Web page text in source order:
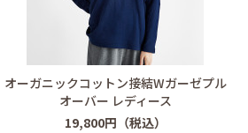
オーガニックコットン接結Wガーゼプル
オーバー レディース
19,800円（税込）